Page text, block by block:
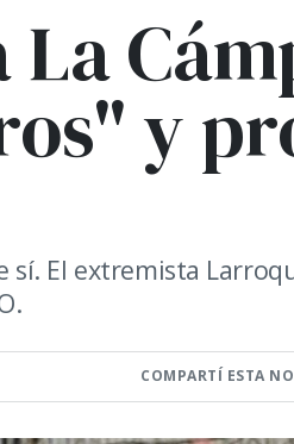
y
sí. El extremista
COMPARTÍ ESTA